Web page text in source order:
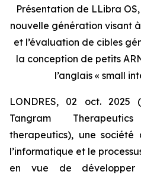
Présentation de LLibra
nouvelle génération visant
et l’évaluation de cibles
la conception de petits
l’anglais « small
LONDRES, 02 oct. 2025
Tangram
therapeutics), une société
l’informatique et le
en vue de développer